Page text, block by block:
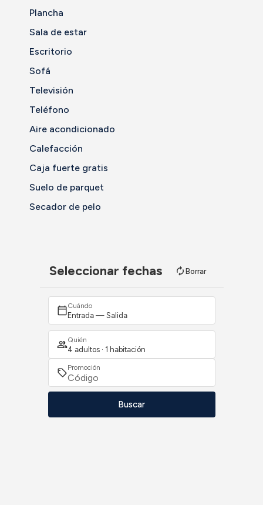
Plancha
Sala de estar
Escritorio
Sofá
Televisión
Teléfono
Aire acondicionado
Calefacción
Caja fuerte gratis
Suelo de parquet
Secador de pelo
Seleccionar fechas Borrar
Cuándo
Entrada — Salida
Quién
4 adultos · 1 habitación
Promoción
Buscar